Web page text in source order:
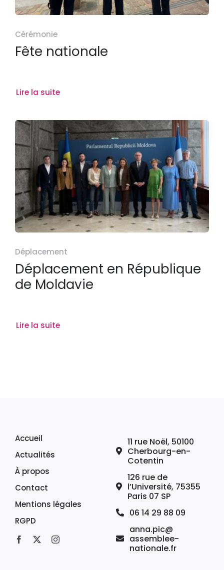
Cérémonie
Fête nationale
Lire la suite
Déplacement
Déplacement en République
de Moldavie
Lire la suite
Accueil
Actualités
À propos
Contact
Mentions légales
RGPD
11 rue Noël, 50100
Cherbourg-en-
Cotentin
126 rue de
l’Université, 75355
Paris 07 SP
06 14 29 88 09
anna.pic@
assemblee-
nationale.fr